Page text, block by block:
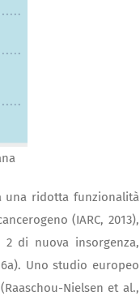
una ridotta funzionalità
(IARC, 2013),
2 di nuova insorgenza,
Uno studio europeo
Nielsen et al.,